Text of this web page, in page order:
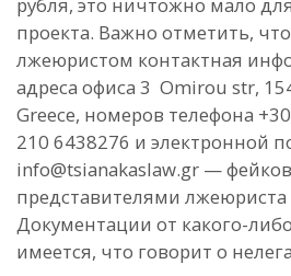
рубля, это ничтожно мало
проекта. Важно отметить,
лжеюристом контактная
адреса офиса 3 Omirou str,
Greece, номеров телефона
210 6438276 и электронной
info@tsianakaslaw.gr —
представителями лжеюриста
Документации от какого-
имеется, что говорит о